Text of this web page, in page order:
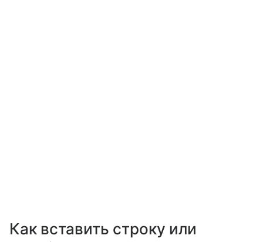
Как вставить строку или